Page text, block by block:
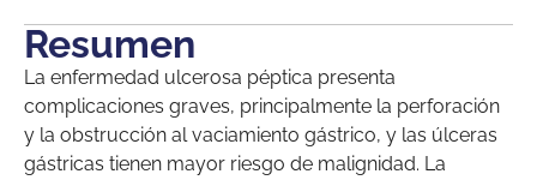
Resumen
La enfermedad ulcerosa péptica presenta
complicaciones graves, principalmente la perforación
y la obstrucción al vaciamiento gástrico, y las úlceras
gástricas tienen mayor riesgo de malignidad. La